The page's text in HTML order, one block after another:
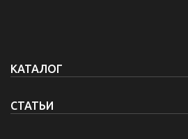
КАТАЛОГ
СТАТЬИ